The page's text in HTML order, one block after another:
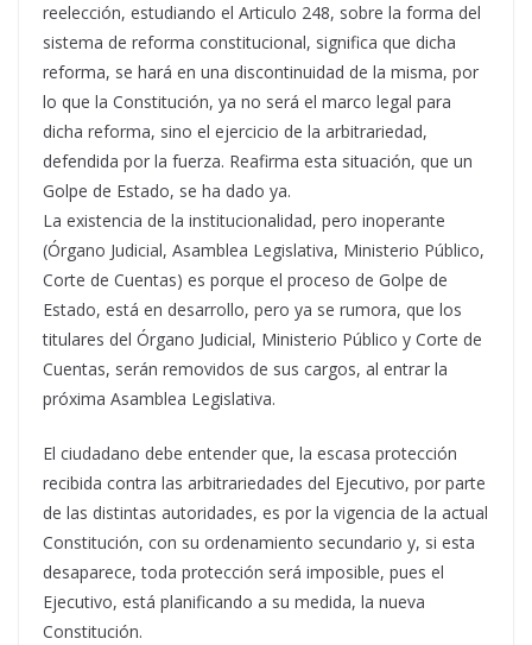
reelección, estudiando el Articulo 248, sobre la forma del
sistema de reforma constitucional, significa que dicha
reforma, se hará en una discontinuidad de la misma, por
lo que la Constitución, ya no será el marco legal para
dicha reforma, sino el ejercicio de la arbitrariedad,
defendida por la fuerza. Reafirma esta situación, que un
Golpe de Estado, se ha dado ya.
La existencia de la institucionalidad, pero inoperante
(Órgano Judicial, Asamblea Legislativa, Ministerio Público,
Corte de Cuentas) es porque el proceso de Golpe de
Estado, está en desarrollo, pero ya se rumora, que los
titulares del Órgano Judicial, Ministerio Público y Corte de
Cuentas, serán removidos de sus cargos, al entrar la
próxima Asamblea Legislativa.
El ciudadano debe entender que, la escasa protección
recibida contra las arbitrariedades del Ejecutivo, por parte
de las distintas autoridades, es por la vigencia de la actual
Constitución, con su ordenamiento secundario y, si esta
desaparece, toda protección será imposible, pues el
Ejecutivo, está planificando a su medida, la nueva
Constitución.